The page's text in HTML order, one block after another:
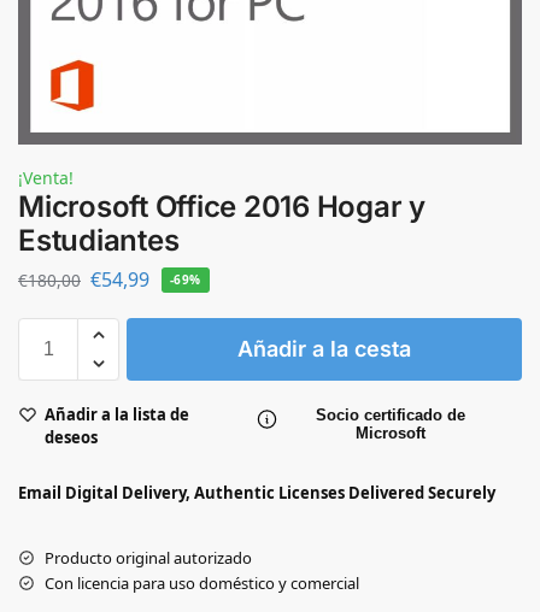
¡Venta!
Microsoft Office 2016 Hogar y
Estudiantes
€180,00 €54,99 -69%
Añadir a la cesta
Añadir a la lista de
deseos
Socio certificado de
Microsoft
Email Digital Delivery, Authentic Licenses Delivered Securely
Producto original autorizado
Con licencia para uso doméstico y comercial